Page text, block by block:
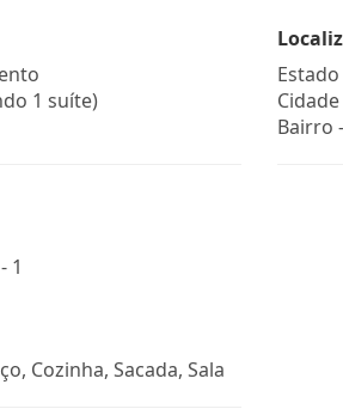
1 suíte)
1
Cozinha, Sacada, Sala
Estado
Cidade
Bairro -